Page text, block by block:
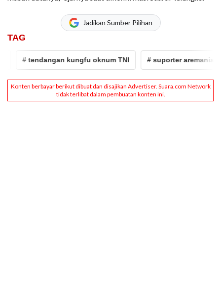
Jadikan Sumber Pilihan
TAG
# tendangan kungfu oknum TNI # suporter aremania